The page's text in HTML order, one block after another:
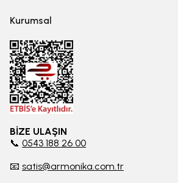
Kurumsal
BİZE ULAŞIN
📞 0543 188 26 00
📧 satis@armonika.com.tr